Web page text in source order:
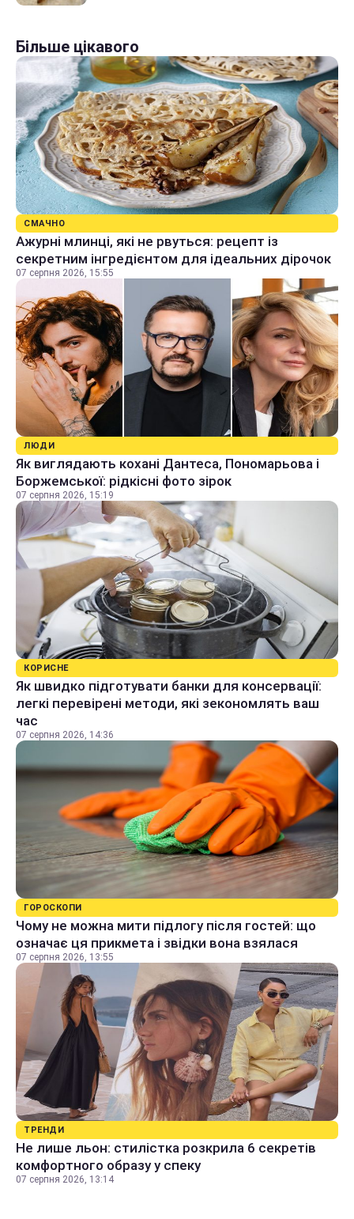
Більше цікавого
СМАЧНО
Ажурні млинці, які не рвуться: рецепт із
секретним інгредієнтом для ідеальних дірочок
07 серпня 2026, 15:55
ЛЮДИ
Як виглядають кохані Дантеса, Пономарьова і
Боржемської: рідкісні фото зірок
07 серпня 2026, 15:19
КОРИСНЕ
Як швидко підготувати банки для консервації:
легкі перевірені методи, які зекономлять ваш
час
07 серпня 2026, 14:36
ГОРОСКОПИ
Чому не можна мити підлогу після гостей: що
означає ця прикмета і звідки вона взялася
07 серпня 2026, 13:55
ТРЕНДИ
Не лише льон: стилістка розкрила 6 секретів
комфортного образу у спеку
07 серпня 2026, 13:14